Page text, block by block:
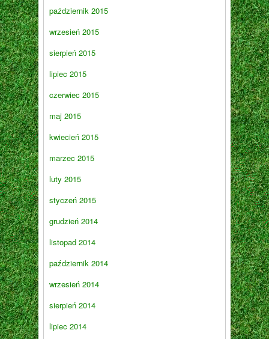
październik 2015
wrzesień 2015
sierpień 2015
lipiec 2015
czerwiec 2015
maj 2015
kwiecień 2015
marzec 2015
luty 2015
styczeń 2015
grudzień 2014
listopad 2014
październik 2014
wrzesień 2014
sierpień 2014
lipiec 2014